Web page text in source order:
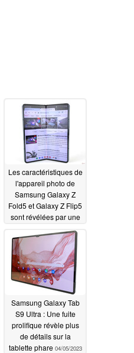
Les caractéristiques de
l'appareil photo de
Samsung Galaxy Z
Fold5 et Galaxy Z Flip5
sont révélées par une
04/06/2023
Samsung Galaxy Tab
S9 Ultra : Une fuite
prolifique révèle plus
de détails sur la
tablette phare 04/05/2023